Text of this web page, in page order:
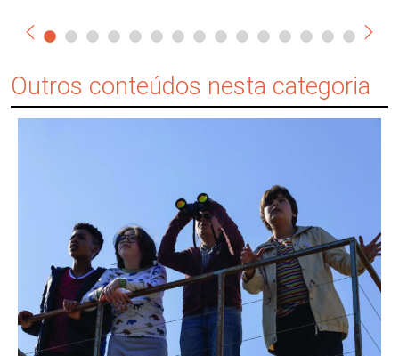
Outros conteúdos nesta categoria